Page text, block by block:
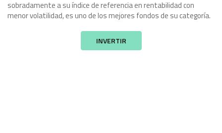
sobradamente a su índice de referencia en rentabilidad con
menor volatilidad, es uno de los mejores fondos de su categoría.
INVERTIR